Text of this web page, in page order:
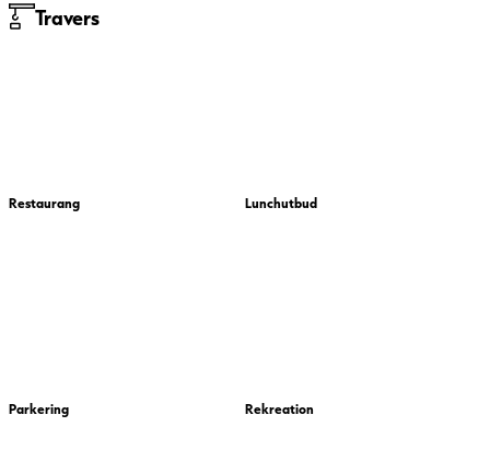
Travers
Restaurang Lunchutbud
Parkering Rekreation